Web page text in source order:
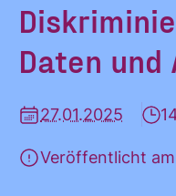
MACHEN
ÜBER UNS
Daten
27.01.2025
Veröffentlicht am